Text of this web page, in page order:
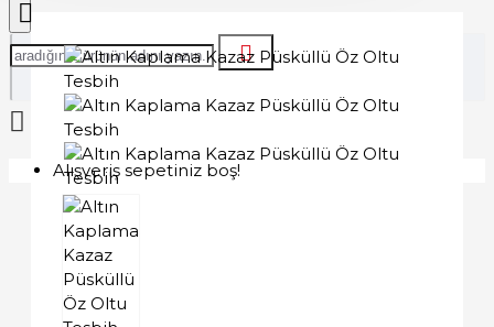
Alışveriş sepetiniz boş!